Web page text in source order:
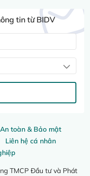
An toàn & Bảo mật
Liên hệ cá nhân
TMCP Đầu tư và Phát
tin từ BIDV